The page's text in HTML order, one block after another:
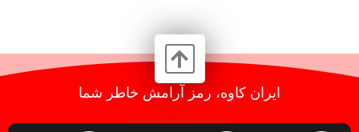
ایران کاوه، رمز آرامش خاطر شما